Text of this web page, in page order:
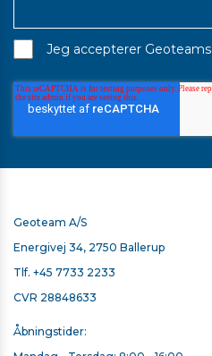
TSC7 SACCI-BÆLTE - FLIP UP
Ring for en pris
Jeg accepterer Geoteams
Geoteam A/S
Energivej 34, 2750 Ballerup
Tlf. +45 7733 2233
CVR 28848633
Åbningstider: